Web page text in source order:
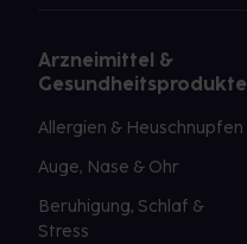
Arzneimittel &
Gesundheitsprodukte
Allergien & Heuschnupfen
Auge, Nase & Ohr
Beruhigung, Schlaf &
Stress